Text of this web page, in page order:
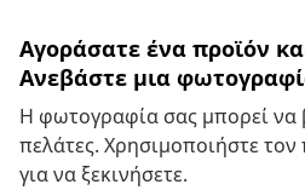
Αγοράσατε ένα προϊόν
Ανεβάστε μια
Η φωτογραφία σας μπορεί να
πελάτες. Χρησιμοποιήστε
για να ξεκινήσετε.